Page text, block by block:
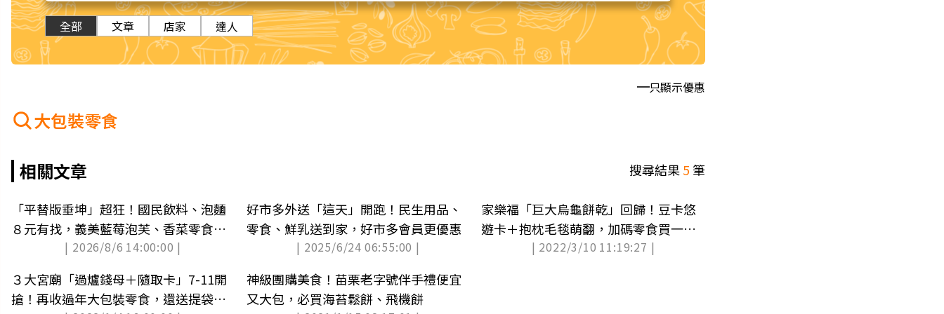
全部 文章 店家 達人
只顯示優惠
大包裝零食
相關文章 搜尋結果5筆
「平替版垂坤」超狂！國民飲料、泡麵
８元有找，義美藍莓泡芙、香菜零食必
| 2026/8/6 14:00:00 |
好市多外送「這天」開跑！民生用品、
零食、鮮乳送到家，好市多會員更優惠
| 2025/6/24 06:55:00 |
家樂福「巨大烏龜餅乾」回歸！豆卡悠
遊卡＋抱枕毛毯萌翻，加碼零食買一送
一（得獎名單已公布）
| 2022/3/10 11:19:27 |
３大宮廟「過爐錢母＋隨取卡」7-11開
搶！再收過年大包裝零食，還送提袋、
神級團購美食！苗栗老字號伴手禮便宜
又大包，必買海苔鬆餅、飛機餅